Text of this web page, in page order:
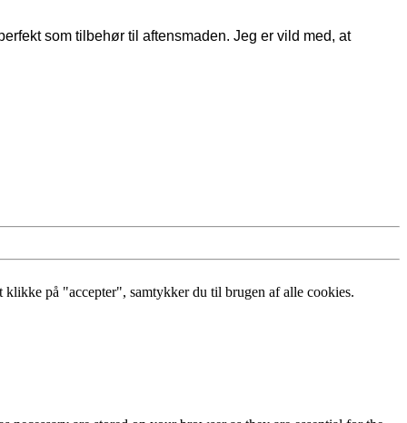
som tilbehør til aftensmaden. Jeg er vild med, at
klikke på "accepter", samtykker du til brugen af alle cookies.